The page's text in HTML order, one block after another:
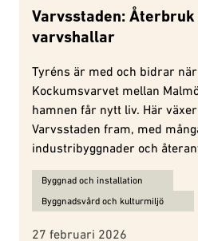
Varvsstaden:
varvshallar
Tyréns är med och bidrar
Kockumsvarvet mellan
hamnen får nytt liv. Här
Varvsstaden fram, med
industribyggnader och
Ämnen för Varvsstaden:
Byggnad och installation
Byggnadsvård och kulturmiljö
27 februari 2026